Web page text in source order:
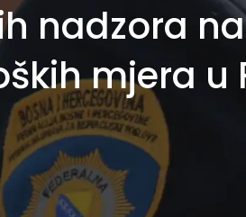
nadzora
mjera u